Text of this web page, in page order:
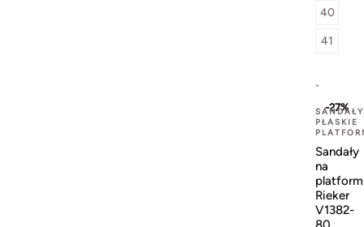
40
41
-27%
SANDAŁY
PŁASKIE
Sandały
na
Rieker
V1382-